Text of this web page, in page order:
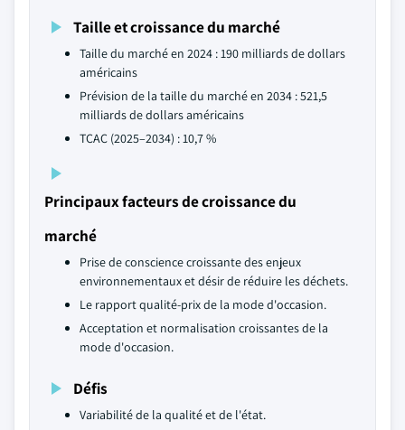
Taille et croissance du marché
Taille du marché en 2024 : 190 milliards de dollars
américains
Prévision de la taille du marché en 2034 : 521,5
milliards de dollars américains
TCAC (2025–2034) : 10,7 %
Principaux facteurs de croissance du
marché
Prise de conscience croissante des enjeux
environnementaux et désir de réduire les déchets.
Le rapport qualité-prix de la mode d'occasion.
Acceptation et normalisation croissantes de la
mode d'occasion.
Défis
Variabilité de la qualité et de l'état.